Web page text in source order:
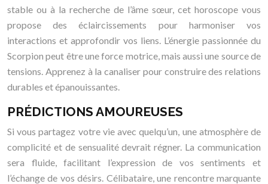
stable ou à la recherche de l’âme sœur, cet horoscope vous
propose des éclaircissements pour harmoniser vos
interactions et approfondir vos liens. L’énergie passionnée du
Scorpion peut être une force motrice, mais aussi une source de
tensions. Apprenez à la canaliser pour construire des relations
durables et épanouissantes.
PRÉDICTIONS AMOUREUSES
Si vous partagez votre vie avec quelqu’un, une atmosphère de
complicité et de sensualité devrait régner. La communication
sera fluide, facilitant l’expression de vos sentiments et
l’échange de vos désirs. Célibataire, une rencontre marquante